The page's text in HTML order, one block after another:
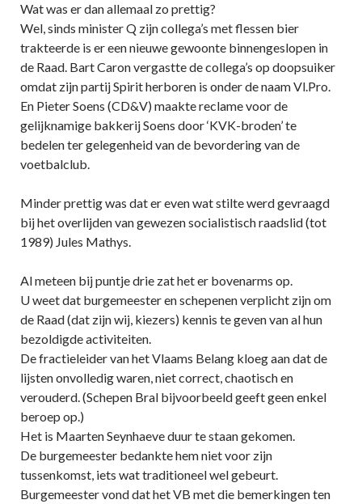
Wat was er dan allemaal zo prettig?
Wel, sinds minister Q zijn collega’s met flessen bier
trakteerde is er een nieuwe gewoonte binnengeslopen in
de Raad. Bart Caron vergastte de collega’s op doopsuiker
omdat zijn partij Spirit herboren is onder de naam Vl.Pro.
En Pieter Soens (CD&V) maakte reclame voor de
gelijknamige bakkerij Soens door ‘KVK-broden’ te
bedelen ter gelegenheid van de bevordering van de
voetbalclub.
Minder prettig was dat er even wat stilte werd gevraagd
bij het overlijden van gewezen socialistisch raadslid (tot
1989) Jules Mathys.
Al meteen bij puntje drie zat het er bovenarms op.
U weet dat burgemeester en schepenen verplicht zijn om
de Raad (dat zijn wij, kiezers) kennis te geven van al hun
bezoldigde activiteiten.
De fractieleider van het Vlaams Belang kloeg aan dat de
lijsten onvolledig waren, niet correct, chaotisch en
verouderd. (Schepen Bral bijvoorbeeld geeft geen enkel
beroep op.)
Het is Maarten Seynhaeve duur te staan gekomen.
De burgemeester bedankte hem niet voor zijn
tussenkomst, iets wat traditioneel wel gebeurt.
Burgemeester vond dat het VB met die bemerkingen ten